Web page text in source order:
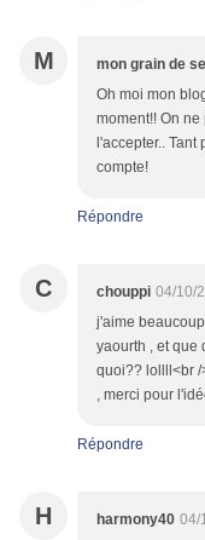
M mon grain de sel
Oh moi mon
moment!! On
l'accepter..
compte!
Répondre
C chouppi 04/10/
j'aime
yaourth , et que
quoi?? lollll<br /
, merci pour
Répondre
H harmony40 04/